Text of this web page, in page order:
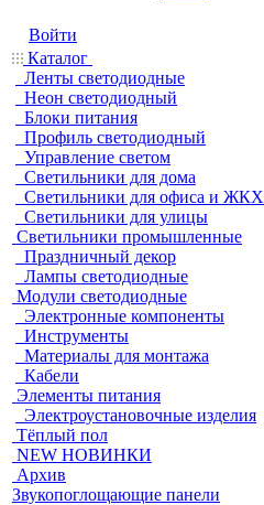
Войти
Каталог
Ленты светодиодные
Неон светодиодный
Блоки питания
Профиль светодиодный
Управление светом
Светильники для дома
Светильники для офиса и ЖКХ
Светильники для улицы
Светильники промышленные
Праздничный декор
Лампы светодиодные
Модули светодиодные
Электронные компоненты
Инструменты
Материалы для монтажа
Кабели
Элементы питания
Электроустановочные изделия
Тёплый пол
NEW НОВИНКИ
Архив
Звукопоглощающие панели